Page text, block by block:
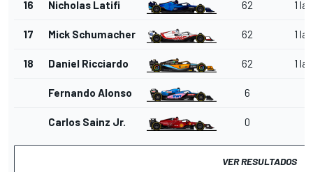
16 Nicholas Latifi 62 1 lap
17 Mick Schumacher 62 1 lap
18 Daniel Ricciardo 62 1 lap
Fernando Alonso 6
Carlos Sainz Jr. 0
VER RESULTADOS